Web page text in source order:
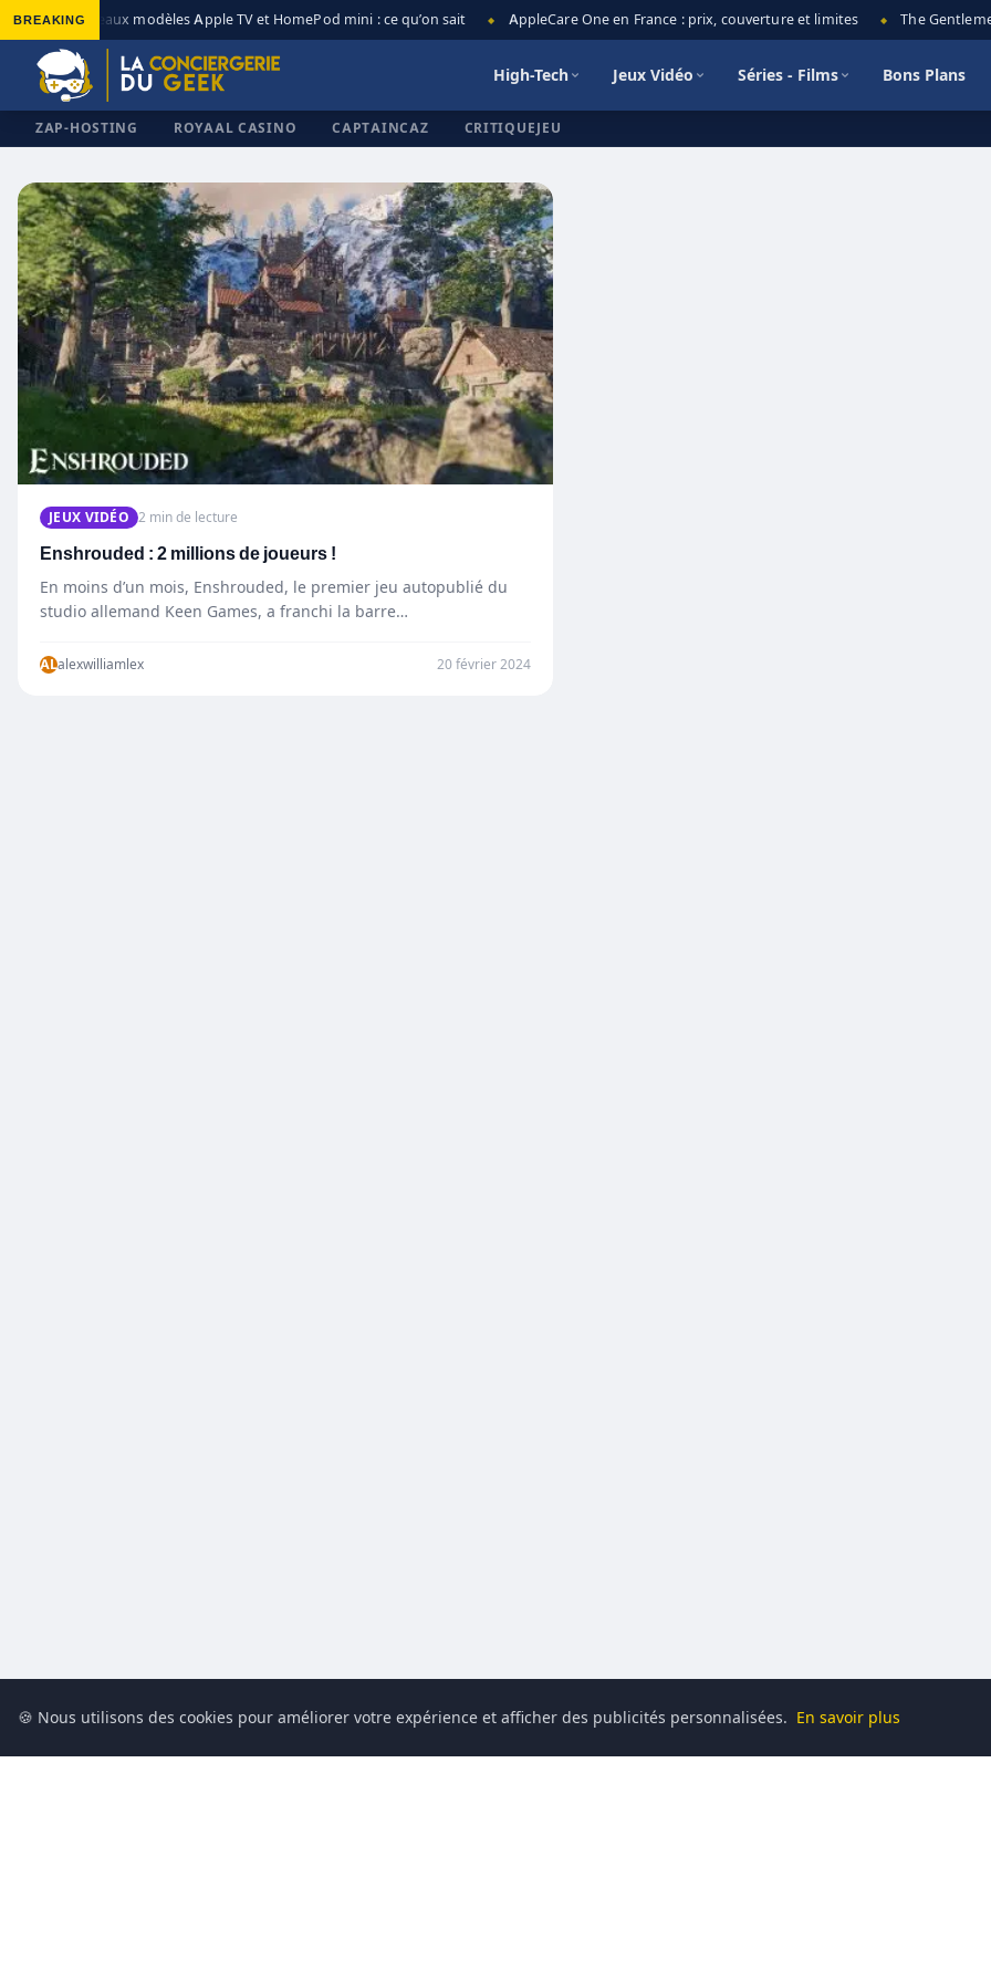
BREAKING
◆ Nouveaux modèles Apple TV et HomePod mini : ce qu’on sait ◆ AppleCare One en France : prix, couverture et limites The
High-Tech Jeux Vidéo Séries - Films Bons Plans
ZAP-HOSTING ROYAAL CASINO CAPTAINCAZ CRITIQUEJEU
✕
JEUX VIDÉO 2 min de lecture
Enshrouded : 2 millions de joueurs !
En moins d’un mois, Enshrouded, le premier jeu autopublié du
studio allemand Keen Games, a franchi la barre…
ALalexwilliamlex 20 février 2024
🍪 Nous utilisons des cookies pour améliorer votre expérience et afficher des publicités personnalisées. En savoir plus